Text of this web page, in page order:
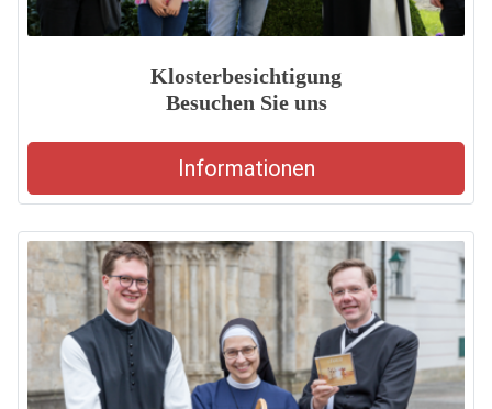
Klosterbesichtigung
Besuchen Sie uns
Informationen